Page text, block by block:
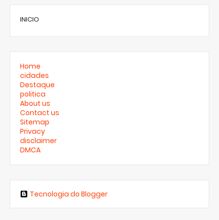
INICIO
Home
cidades
Destaque
politica
About us
Contact us
Sitemap
Privacy
disclaimer
DMCA
Tecnologia do Blogger